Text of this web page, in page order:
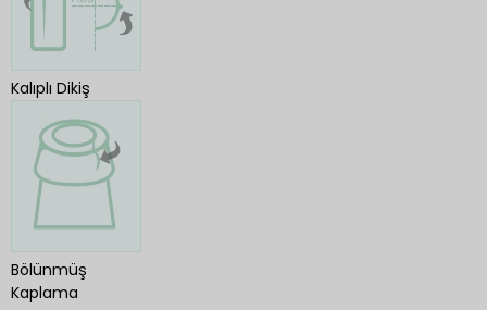
Kalıplı Dikiş
Bölünmüş
Kaplama